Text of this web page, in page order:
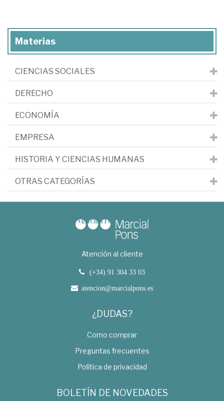
Materias
CIENCIAS SOCIALES
DERECHO
ECONOMÍA
EMPRESA
HISTORIA Y CIENCIAS HUMANAS
OTRAS CATEGORÍAS
Atención al cliente
(+34) 91 304 33 03
atencion@marcialpons.es
¿DUDAS?
Como comprar
Preguntas frecuentes
Política de privacidad
BOLETÍN DE NOVEDADES